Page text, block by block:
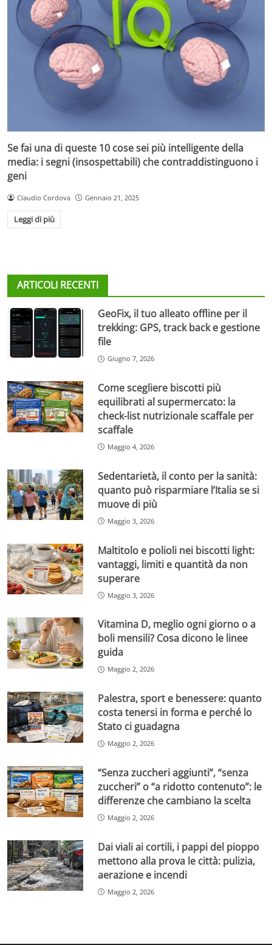
Se fai una di queste 10 cose sei più intelligente della
media: i segni (insospettabili) che contraddistinguono i
geni
Claudio Cordova Gennaio 21, 2025
Leggi di più
ARTICOLI RECENTI
GeoFix, il tuo alleato offline per il
trekking: GPS, track back e gestione
file
Giugno 7, 2026
Come scegliere biscotti più
equilibrati al supermercato: la
check-list nutrizionale scaffale per
scaffale
Maggio 4, 2026
Sedentarietà, il conto per la sanità:
quanto può risparmiare l’Italia se si
muove di più
Maggio 3, 2026
Maltitolo e polioli nei biscotti light:
vantaggi, limiti e quantità da non
superare
Maggio 3, 2026
Vitamina D, meglio ogni giorno o a
boli mensili? Cosa dicono le linee
guida
Maggio 2, 2026
Palestra, sport e benessere: quanto
costa tenersi in forma e perché lo
Stato ci guadagna
Maggio 2, 2026
“Senza zuccheri aggiunti”, “senza
zuccheri” o “a ridotto contenuto”: le
differenze che cambiano la scelta
Maggio 2, 2026
Dai viali ai cortili, i pappi del pioppo
mettono alla prova le città: pulizia,
aerazione e incendi
Maggio 2, 2026